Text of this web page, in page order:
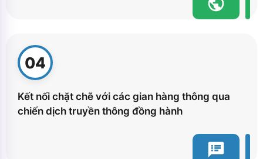
04
Kết nối chặt chẽ với các gian hàng thông qua
chiến dịch truyền thông đồng hành